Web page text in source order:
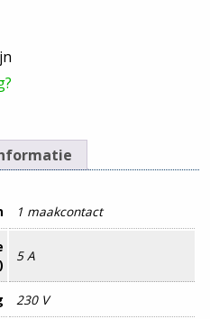
1 maakcontact
5 A
230 V